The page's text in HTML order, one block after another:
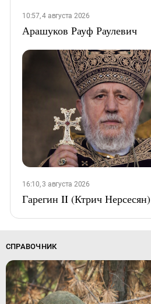
10:57, 4 августа 2026
Арашуков Рауф Раулевич
16:10, 3 августа 2026
Гарегин II (Ктрич Нерсесян)
СПРАВОЧНИК